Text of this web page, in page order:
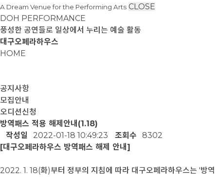
A Dream Venue for the Performing Arts CLOSE
DOH PERFORMANCE
풍성한 공연들로 일상에서 누리는 예술 활동
대구오페라하우스
HOME
공지사항
모집안내
오디션신청
방역패스 적용 해제안내(1.18)
작성일
2022-01-18 10:49:23 조회수
8302
[대구오페라하우스 방역패스 해제 안내]
2022. 1. 18(화)부터 정부의 지침에 따라 대구오페라하우스는 '방역